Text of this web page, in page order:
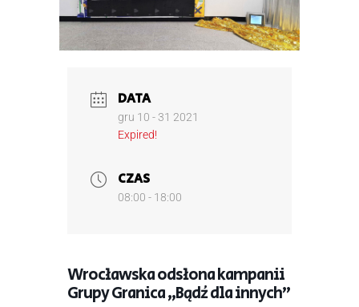
DATA
gru 10 - 31 2021
Expired!
CZAS
08:00 - 18:00
Wrocławska odsłona kampanii
Grupy Granica „Bądź dla innych”